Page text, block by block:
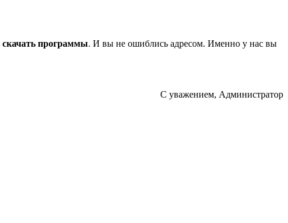
скачать программы. И вы не ошиблись адресом. Именно у нас вы
С уважением, Администратор